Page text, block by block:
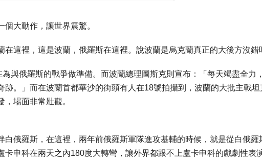
大動作，讓世界震驚。
這裡，這是波蘭，俄羅斯在這裡。說波蘭是烏克蘭真正的大後方沒錯
與俄羅斯的戰爭做準備。而波蘭總理圖斯克則宣布：「每天竭盡全力
。」而在波蘭首都華沙的街頭有人在18號拍攝到，波蘭的大批主戰坦
場面非常壯觀。
白俄羅斯，在這裡，兩年前俄羅斯軍隊進攻基輔的時候，就是從白俄羅
申科在兩天之內180度大轉彎，讓外界都跟不上盧卡申科的戲劇性表演